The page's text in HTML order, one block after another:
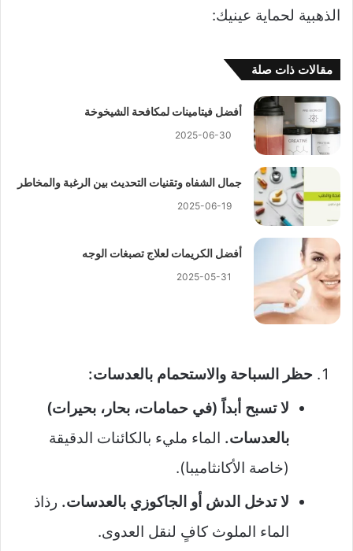
الذهبية لحماية عينيك:
مقالات ذات صلة
أفضل فيتامينات لمكافحة الشيخوخة
2025-06-30
جمال الشفاه وتقنيات التحديث بين الرغبة والمخاطر
2025-06-19
أفضل الكريمات لعلاج تصبغات الوجه
2025-05-31
حظر السباحة والاستحمام بالعدسات:
لا تسبح أبداً (في حمامات، بحار، بحيرات)
بالعدسات. الماء مليء بالكائنات الدقيقة
(خاصة الأكانثاميبا).
لا تدخل الدش أو الجاكوزي بالعدسات. رذاذ
الماء الملوث كافٍ لنقل العدوى.